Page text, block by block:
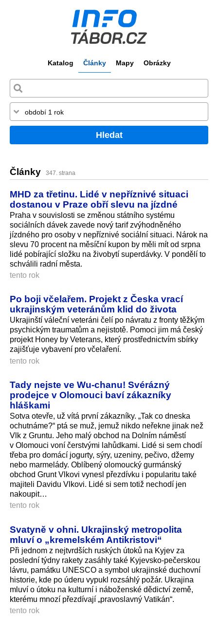
Katalog Články Mapy Obrázky
Hledat
Články 347. strana
MHD za třetinu. Lidé v nepříznivé situaci
dostanou v Praze obří slevu na jízdné
Praha v souvislosti se změnou státního systému
sociálních dávek zavede nový tarif zvýhodněného
jízdného pro osoby v nepříznivé sociální situaci. Nárok na
slevu 70 procent na měsíční kupon by měli mít od srpna
lidé pobírající složku na živobytí superdávky. V pondělí to
schválili radní města.
tento rok
Po boji včelařem. Projekt z Česka vrací
ukrajinským veteránům klid do života
Ukrajinští váleční veteráni čelí po návratu z fronty těžkým
psychickým traumatům a nejistotě. Pomoci jim má český
projekt Honey by Veterans, který prostřednictvím sbírky
zajišťuje vybavení pro včelaření.
tento rok
Tady nejste ve Wu-chanu! Svérázný
prodejce v Olomouci baví zákazníky
hláškami
Sotva otevře, už vítá první zákazníky. „Tak co dneska
ochutnáme?“ ptá se muž, jemuž nikdo neřekne jinak než
Vlk z Gruntu. Jeho malý obchod na Dolním náměstí
v Olomouci voní čerstvými lahůdkami. Lidé si sem chodí
třeba pro domácí jogurty, sýry, uzeniny, pečivo, džemy
nebo marmelády. Oblíbený olomoucký gurmánský
obchod Grunt Vlkovi vynesl přezdívku i popularitu také
majiteli Davidu Vlkovi. Lidé si sem totiž nechodí jen
nakoupit…
tento rok
Svatyně v ohni. Ukrajinský metropolita
mluví o „kremelském Antikristovi“
Při jednom z nejtvrdších ruských útoků na Kyjev za
poslední týdny rakety zasáhly také Kyjevsko-pečerskou
lávru, památku UNESCO a symbol ukrajinské duchovní
historie, kde po úderu vypukl rozsáhlý požár. Ukrajina
mluví o útoku na kulturní i náboženské dědictví země,
kterému mnozí přezdívají „pravoslavný Vatikán“.
tento rok